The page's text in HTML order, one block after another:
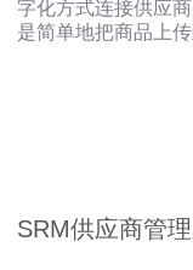
字化方式连接供应
是简单地把商品上
SRM供应商管